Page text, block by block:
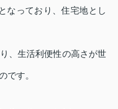
なっており、住宅地とし
、生活利便性の高さが世
です。